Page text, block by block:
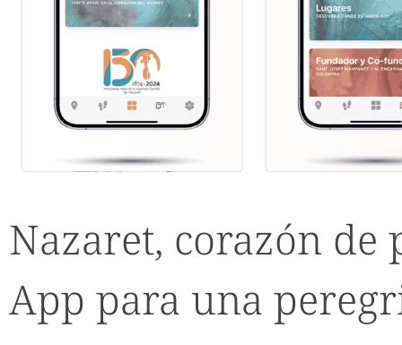
Nazaret, corazón de
App para una